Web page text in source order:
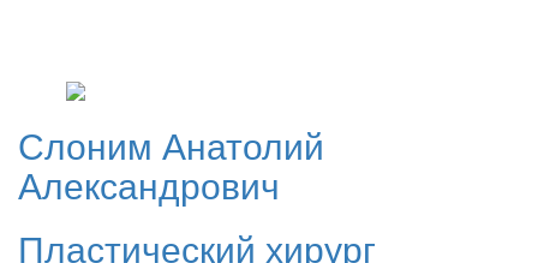
Слоним Анатолий
Александрович
Пластический хирург